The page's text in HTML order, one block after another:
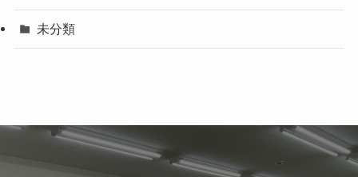
未分類